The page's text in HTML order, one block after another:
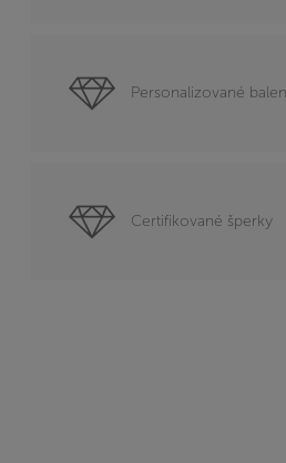
Personalizované
Certifikované šperky